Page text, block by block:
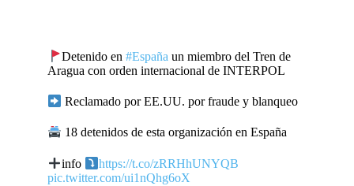
Detenido en#España un miembro del Tren de
Aragua con orden internacional de INTERPOL
Reclamado por EE.UU. por fraude y blanqueo
18 detenidos de esta organización en España
info
https://t.co/zRRHhUNYQB
pic.twitter.com/ui1nQhg6oX